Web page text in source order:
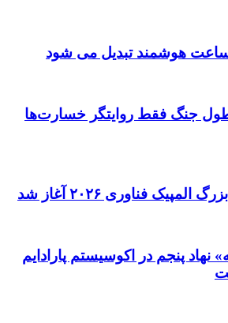
ساعت هوشمند تبدیل می شود
طول جنگ فقط روایتگر خسارت‌ها
فناوری ۲۰۲۶ آغاز شد
نهاد پنجم در اکوسیستم پارادایم